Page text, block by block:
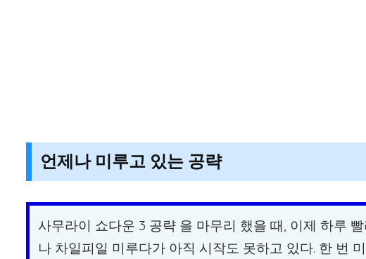
언제나 미루고 있는 공략
사무라이 쇼다운 3 공략 을 마무리 했을 때, 이제 하루
나 차일피일 미루다가 아직 시작도 못하고 있다. 한 번